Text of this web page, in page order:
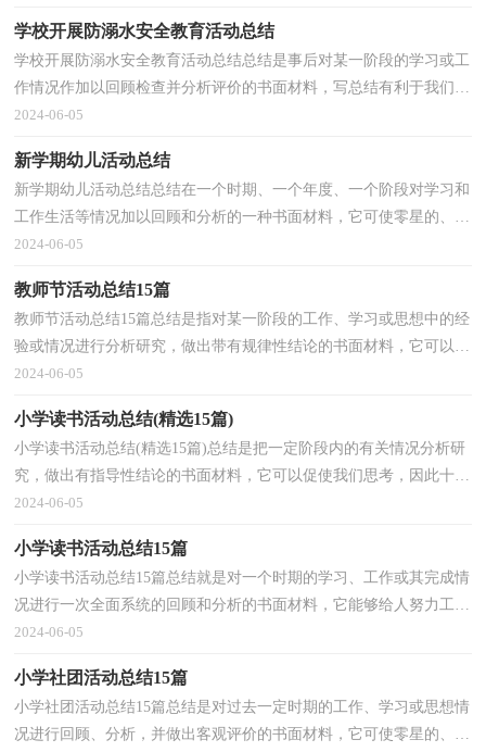
学校开展防溺水安全教育活动总结
学校开展防溺水安全教育活动总结总结是事后对某一阶段的学习或工
作情况作加以回顾检查并分析评价的书面材料，写总结有利于我们学
习和工作能力的提高，让我们好好写一份总结吧。...
2024-06-05
新学期幼儿活动总结
新学期幼儿活动总结总结在一个时期、一个年度、一个阶段对学习和
工作生活等情况加以回顾和分析的一种书面材料，它可使零星的、肤
浅的、表面的感性认知上升到全面的、系统的、...
2024-06-05
教师节活动总结15篇
教师节活动总结15篇总结是指对某一阶段的工作、学习或思想中的经
验或情况进行分析研究，做出带有规律性结论的书面材料，它可以有
效锻炼我们的语言组织能力，是时候写一份总结了。...
2024-06-05
小学读书活动总结(精选15篇)
小学读书活动总结(精选15篇)总结是把一定阶段内的有关情况分析研
究，做出有指导性结论的书面材料，它可以促使我们思考，因此十分
有必须要写一份总结哦。总结怎么写才能发挥它的作...
2024-06-05
小学读书活动总结15篇
小学读书活动总结15篇总结就是对一个时期的学习、工作或其完成情
况进行一次全面系统的回顾和分析的书面材料，它能够给人努力工作
的动力，让我们抽出时间写写总结吧。那么你知道...
2024-06-05
小学社团活动总结15篇
小学社团活动总结15篇总结是对过去一定时期的工作、学习或思想情
况进行回顾、分析，并做出客观评价的书面材料，它可使零星的、肤